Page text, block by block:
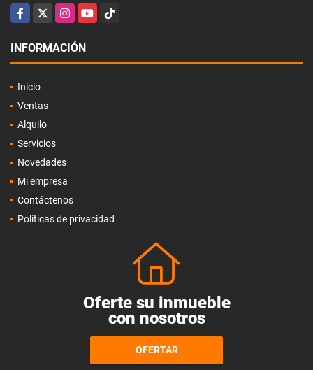
Facebook
X InstagramYouTubeTikTok
INFORMACIÓN
Inicio
Ventas
Alquilo
Servicios
Novedades
Mi empresa
Contáctenos
Políticas de privacidad
Oferte su inmueble
con nosotros
OFERTAR